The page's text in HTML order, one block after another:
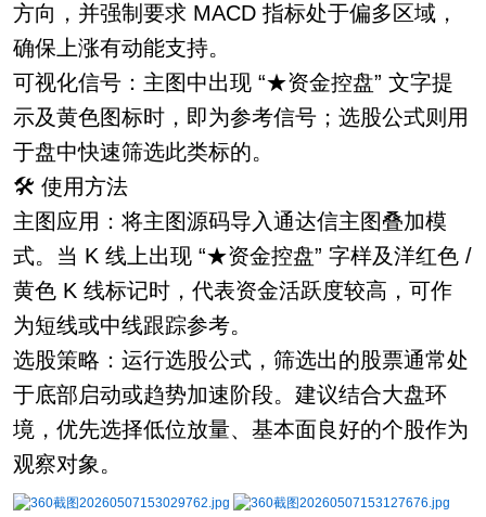
方向，并强制要求 MACD 指标处于偏多区域，
确保上涨有动能支持。
可视化信号：主图中出现 “★资金控盘” 文字提
示及黄色图标时，即为参考信号；选股公式则用
于盘中快速筛选此类标的。
🛠️ 使用方法
主图应用：将主图源码导入通达信主图叠加模
式。当 K 线上出现 “★资金控盘” 字样及洋红色 /
黄色 K 线标记时，代表资金活跃度较高，可作
为短线或中线跟踪参考。
选股策略：运行选股公式，筛选出的股票通常处
于底部启动或趋势加速阶段。建议结合大盘环
境，优先选择低位放量、基本面良好的个股作为
观察对象。